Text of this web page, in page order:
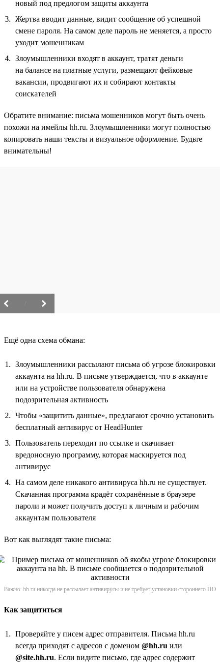
новый под предлогом защиты аккаунта
Жертва вводит данные, видит сообщение об успешной
смене пароля. На самом деле пароль не меняется, а просто
уходит мошенникам
Злоумышленники входят в аккаунт, тратят деньги
на балансе на платные услуги, размещают фейковые
вакансии, продвигают их и собирают контакты
соискателей
Обратите внимание: письма мошенников могут быть очень
похожи на имейлы hh.ru. Злоумышленники могут полностью
копировать наши тексты и визуальное оформление. Будьте
внимательны!
Ещё одна схема обмана:
Злоумышленники рассылают письма об угрозе блокировки
аккаунта на hh.ru. В письме утверждается, что в аккаунте
или на устройстве пользователя обнаружена
подозрительная активность
Чтобы «защитить данные», предлагают срочно установить
бесплатный антивирус от HeadHunter
Пользователь переходит по ссылке и скачивает
вредоносную программу, которая маскируется под
антивирус
На самом деле никакого антивируса hh.ru не существует.
Скачанная программа крадёт сохранённые в браузере
пароли и может получить доступ к личным и рабочим
аккаунтам пользователя
Вот как выглядят такие письма:
Важно: hh.ru никогда не рассылает антивирусы и не требует установки стороннего ПО
Как защититься
Проверяйте у писем адрес отправителя. Письма hh.ru
всегда приходят с адресов с доменом @hh.ru или
@site.hh.ru. Если видите письмо, где адрес содержит